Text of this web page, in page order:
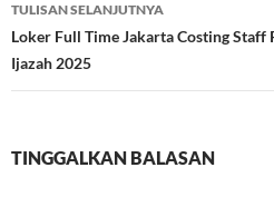
TULISAN SELANJUTNYA
Loker Full Time Jakarta Costing Staff
Ijazah 2025
TINGGALKAN BALASAN